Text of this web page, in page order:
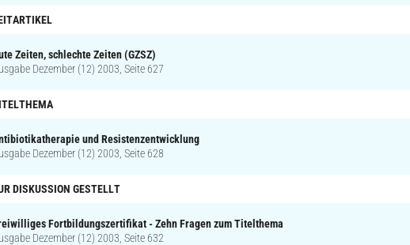
Zeiten, schlechte Zeiten (GZSZ)
Dezember (12) 2003, Seite 627
und Resistenzentwicklung
Dezember (12) 2003, Seite 628
DISKUSSION GESTELLT
Fortbildungszertifikat - Zehn Fragen zum Titelthema
Dezember (12) 2003, Seite 632